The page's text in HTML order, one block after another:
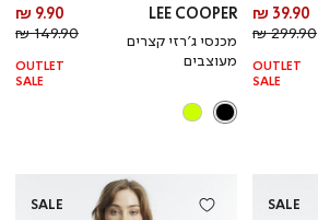
מחיר
מוצר
39.90 ₪
מחיר
רגיל
299.90 ₪
OUTLET
SALE
LEE COOPER
מכנסי ג’רזי קצרים
מעוצבים
9.90 ₪
149.90 ₪
OUTLET
SALE
SALE
SALE